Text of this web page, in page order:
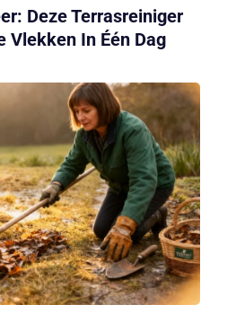
Deze Terrasreiniger
Vlekken In Één Dag